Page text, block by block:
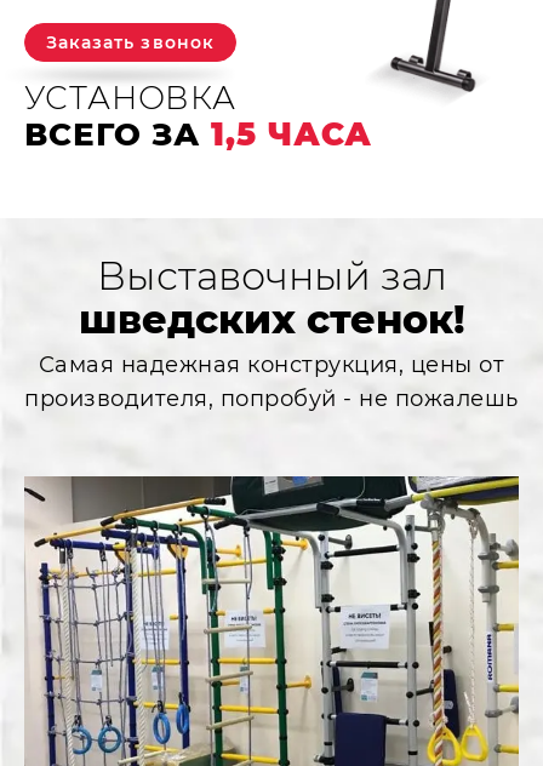
Заказать звонок
УСТАНОВКА
ВСЕГО ЗА1,5 ЧАСА
Выставочный зал
шведских стенок!
Самая надежная конструкция, цены от
производителя, попробуй - не пожалешь